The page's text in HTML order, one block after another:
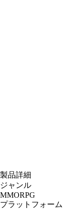
製品詳細
ジャンル
MMORPG
プラットフォーム